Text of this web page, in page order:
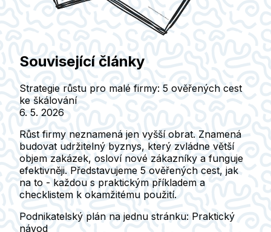
Související články
Strategie růstu pro malé firmy: 5 ověřených cest
ke škálování
6. 5. 2026
Růst firmy neznamená jen vyšší obrat. Znamená
budovat udržitelný byznys, který zvládne větší
objem zakázek, osloví nové zákazníky a funguje
efektivněji. Představujeme 5 ověřených cest, jak
na to - každou s praktickým příkladem a
checklistem k okamžitému použití.
Podnikatelský plán na jednu stránku: Praktický
návod